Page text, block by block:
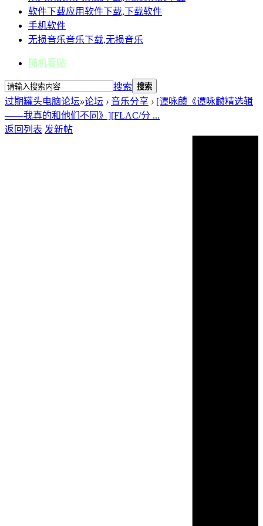
软件下载应用软件下载,下载软件
手机软件
无损音乐音乐下载,无损音乐
随机看贴
搜索 搜索
过期罐头电脑论坛»论坛 › 音乐分享 › [谭咏麟《谭咏麟精选辑
——我真的和他们不同》][FLAC/分 ...
返回列表 发新帖